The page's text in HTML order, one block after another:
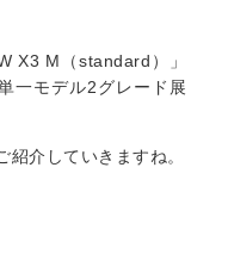
X3 M（standard）」
一モデル2グレード展
介していきますね。